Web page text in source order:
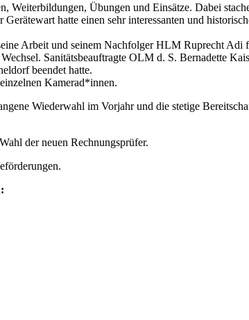
Weiterbildungen, Übungen und Einsätze. Dabei
hatte einen sehr interessanten und
Arbeit und seinem Nachfolger HLM Ruprecht Adi
Sanitätsbeauftragte OLM d. S. Bernadette
beendet hatte.
Kamerad*innen.
Wiederwahl im Vorjahr und die stetige
der neuen Rechnungsprüfer.